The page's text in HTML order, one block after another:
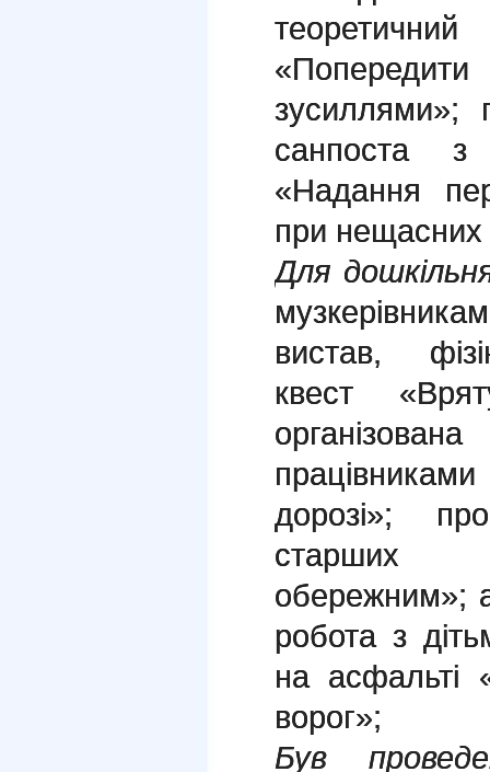
зусиллями»;
санпоста з
«Надання
при нещасних
Для
вистав,
квест
дорозі»;
старших
обережним»;
робота з
на асфальті
ворог»;
Був